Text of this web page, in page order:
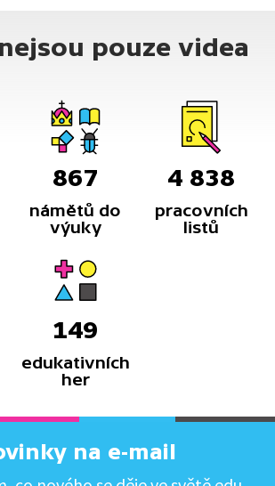
pouze videa
867
námětů do
výuky
4 838
pracovních
listů
149
edukativních
her
na e-mail